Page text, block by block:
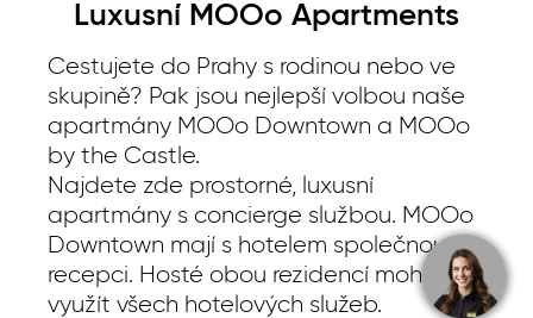
Luxusní MOOo Apartments
Cestujete do Prahy s rodinou nebo ve
skupině? Pak jsou nejlepší volbou naše
apartmány MOOo Downtown a MOOo
by the Castle.
Najdete zde prostorné, luxusní
apartmány s concierge službou. MOOo
Downtown mají s hotelem společnou
recepci. Hosté obou rezidencí mohou
využít všech hotelových služeb.